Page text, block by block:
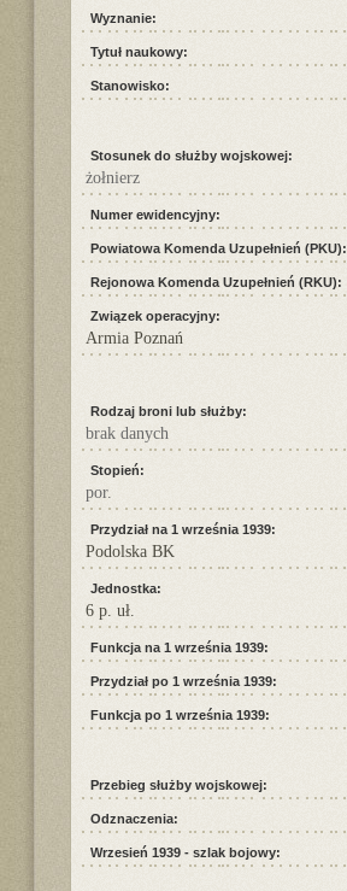
Wyznanie:
Tytuł naukowy:
Stanowisko:
Stosunek do służby wojskowej:
żołnierz
Numer ewidencyjny:
Powiatowa Komenda Uzupełnień (PKU):
Rejonowa Komenda Uzupełnień (RKU):
Związek operacyjny:
Armia Poznań
Rodzaj broni lub służby:
brak danych
Stopień:
por.
Przydział na 1 września 1939:
Podolska BK
Jednostka:
6 p. uł.
Funkcja na 1 września 1939:
Przydział po 1 września 1939:
Funkcja po 1 września 1939:
Przebieg służby wojskowej:
Odznaczenia:
Wrzesień 1939 - szlak bojowy: